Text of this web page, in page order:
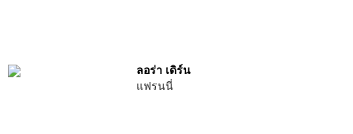
ลอร่า เดิร์น
แฟรนนี่